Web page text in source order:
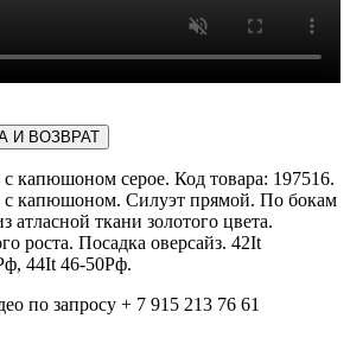
И ВОЗВРАТ
капюшоном серое. Код товара: 197516.
с капюшоном. Cилуэт прямой. По бокам
ткани золотого цвета.
роста. Посадка оверсайз. 42It
44It 46-50Рф.
по запросу + 7 915 213 76 61